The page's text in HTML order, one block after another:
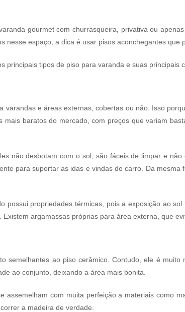
gourmet com churrasqueira, privativa ou
nesse espaço, a dica é usar pisos aconchegantes
principais tipos de piso para varanda e suas principais
varandas e áreas externas, cobertas ou não. Isso
baratos do mercado, com preços que variam
não desbotam com o sol, são fáceis de limpar e
para suportar as idas e vindas do carro. Da
possui propriedades térmicas, pois a exposição ao
argamassas próprias para área externa, que
semelhantes ao piso cerâmico. Contudo, ele é
ao conjunto, deixando a área mais bonita.
assemelham com muita perfeição a materiais como
a madeira de verdade.